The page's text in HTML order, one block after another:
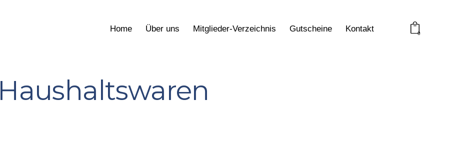
Home Über uns Mitglieder-Verzeichnis Gutscheine Kontakt 0
Haushaltswaren